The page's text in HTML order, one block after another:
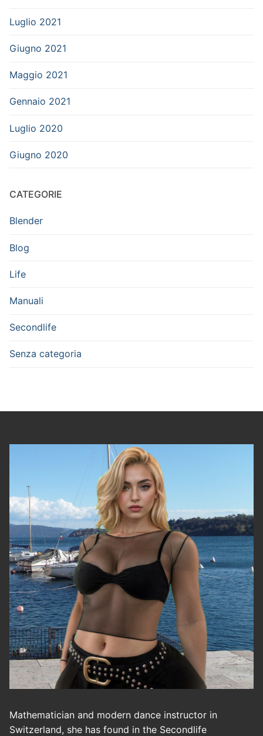
Luglio 2021
Giugno 2021
Maggio 2021
Gennaio 2021
Luglio 2020
Giugno 2020
CATEGORIE
Blender
Blog
Life
Manuali
Secondlife
Senza categoria
Mathematician and modern dance instructor in
Switzerland, she has found in the Secondlife